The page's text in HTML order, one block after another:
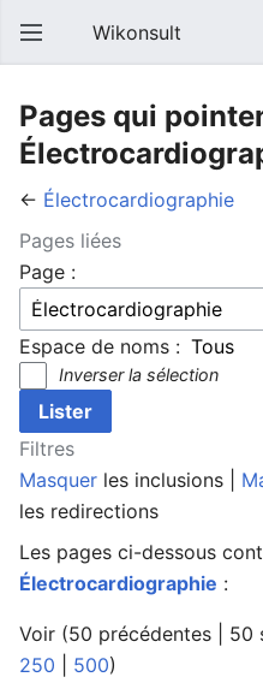
Ouvrir le menu principal
Wikonsult
Pages qui
← Électrocardiographie
Pages liées
Page :
Espace de noms :
Inverser la sélection
Filtres
Masquer les inclusions |
les redirections
Les pages ci-dessous
Électrocardiographie :
Voir (50 précédentes | 50
250
500)